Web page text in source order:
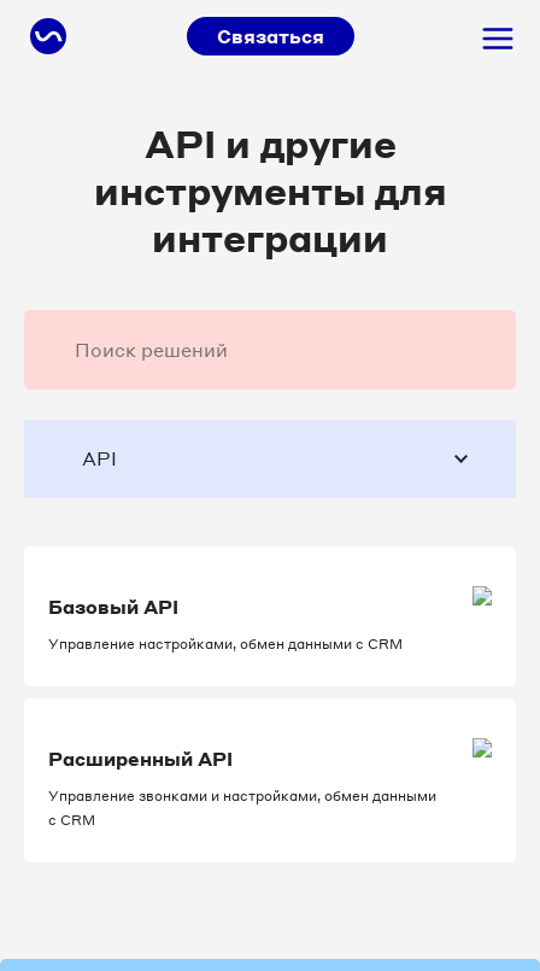
Связаться
API и другие
инструменты для
интеграции
API
Базовый API
Управление настройками, обмен данными с CRM
Расширенный API
Управление звонками и настройками, обмен данными
с CRM